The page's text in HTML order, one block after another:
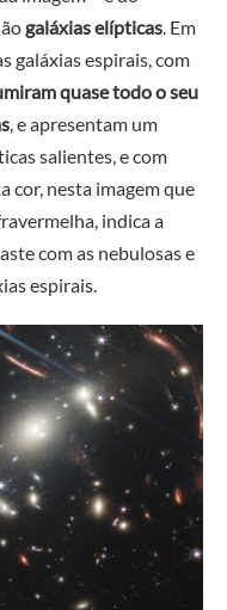
galáxias elípticas . Em
galáxias espirais, com
quase todo o seu
, e apresentam um
salientes, e com
cor, nesta imagem que
indica a
com as nebulosas e
espirais.